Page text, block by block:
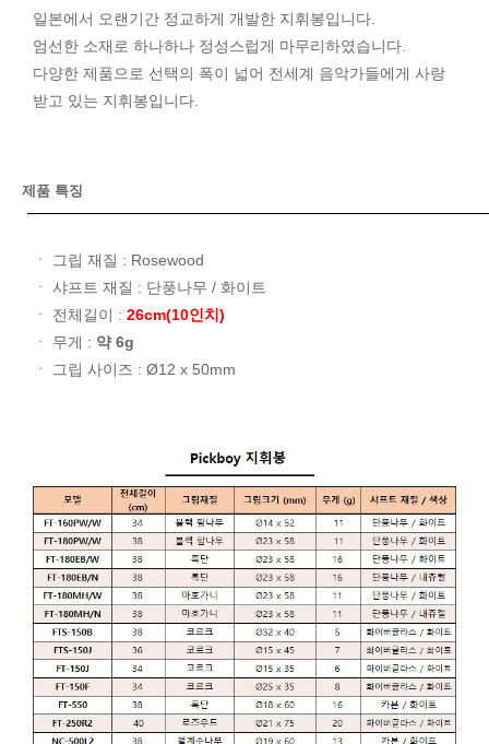
일본에서 오랜기간 정교하게 개발한 지휘봉입니다.
엄선한 소재로 하나하나 정성스럽게 마무리하였습니다.
다양한 제품으로 선택의 폭이 넓어 전세계 음악가들에게 사랑
받고 있는 지휘봉입니다.
제품 특징
ㆍ 그립 재질 : Rosewood
ㆍ 샤프트 재질 : 단풍나무 / 화이트
ㆍ 전체길이 : 26cm(10인치)
ㆍ 무게 : 약 6g
ㆍ 그립 사이즈 : Ø12 x 50mm